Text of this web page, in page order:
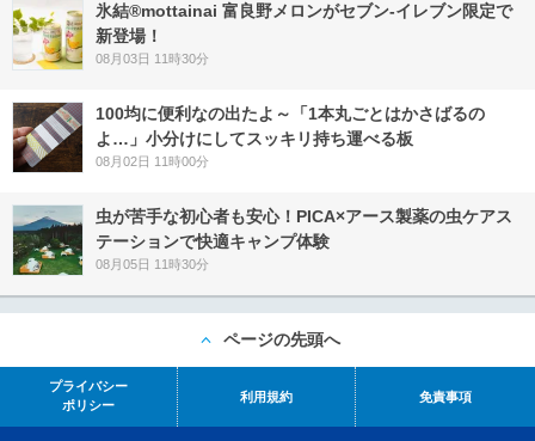
氷結®mottainai 富良野メロンがセブン‐イレブン限定で
新登場！
08月03日 11時30分
100均に便利なの出たよ～「1本丸ごとはかさばるの
よ…」小分けにしてスッキリ持ち運べる板
08月02日 11時00分
虫が苦手な初心者も安心！PICA×アース製薬の虫ケアス
テーションで快適キャンプ体験
08月05日 11時30分
ページの先頭へ
プライバシー
ポリシー
利用規約 免責事項